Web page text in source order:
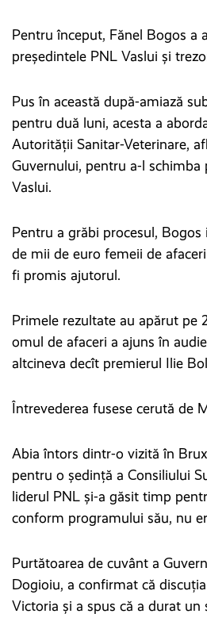
Pentru început, Fănel Bogos a
președintele PNL Vaslui și
Pus în această după-amiază
pentru duă luni, acesta a
Autorității Sanitar-Veterinare,
Guvernului, pentru a-l
Vaslui.
Pentru a grăbi procesul,
de mii de euro femeii de
fi promis ajutorul.
Primele rezultate au apărut pe
omul de afaceri a ajuns în
altcineva decît premierul Ilie
Întrevederea fusese cerută de
Abia întors dintr-o vizită în
pentru o ședință a Consiliului
liderul PNL și-a găsit timp
conform programului său, nu
Purtătoarea de cuvânt a
Dogioiu, a confirmat că
Victoria și a spus că a durat un